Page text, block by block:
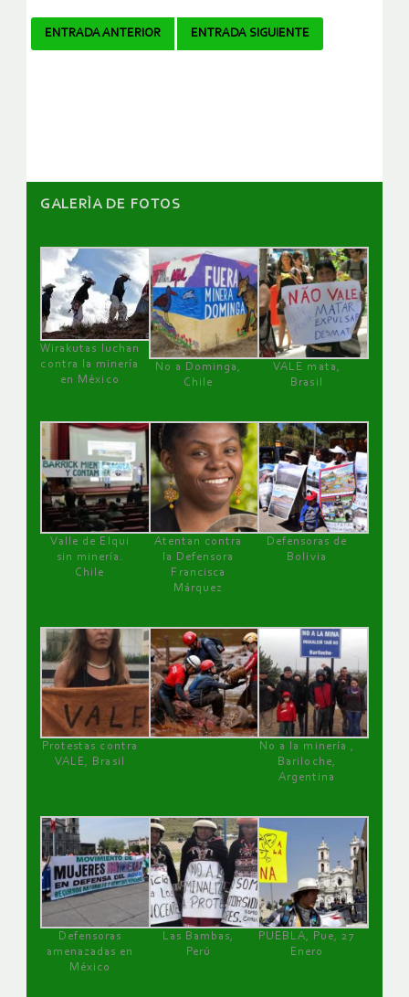
Navegador
ENTRADA ANTERIOR ENTRADA SIGUIENTE
GALERÌA DE FOTOS
Wirakutas luchan
contra la minería
en México
No a Dominga,
Chile
VALE mata,
Brasil
Valle de Elqui
sin minería.
Chile
Atentan contra
la Defensora
Francisca
Márquez
Defensoras de
Bolivia
Protestas contra
VALE, Brasil
No a la minería ,
Bariloche,
Argentina
Defensoras
amenazadas en
México
Las Bambas,
Perú
PUEBLA, Pue, 27
Enero